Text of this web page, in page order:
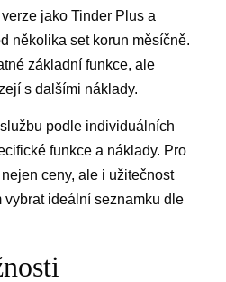
jako Tinder Plus a
několika set korun měsíčně.
základní funkce, ale
s dalšími náklady.
podle individuálních
funkce a náklady. Pro
ceny, ale i užitečnost
vybrat ideální seznamku dle